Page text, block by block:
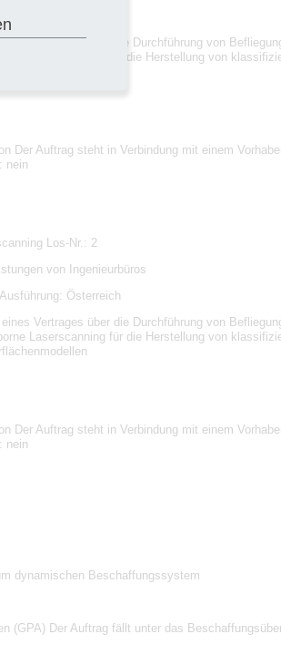
Österreich
Vertrages über die Durchführung von
Laserscanning für die Herstellung von
Der Auftrag steht in Verbindung mit einem
nein
Los-Nr.: 2
von Ingenieurbüros
Österreich
Vertrages über die Durchführung von
Laserscanning für die Herstellung von
Der Auftrag steht in Verbindung mit einem
nein
dynamischen Beschaffungssystem
(GPA) Der Auftrag fällt unter das